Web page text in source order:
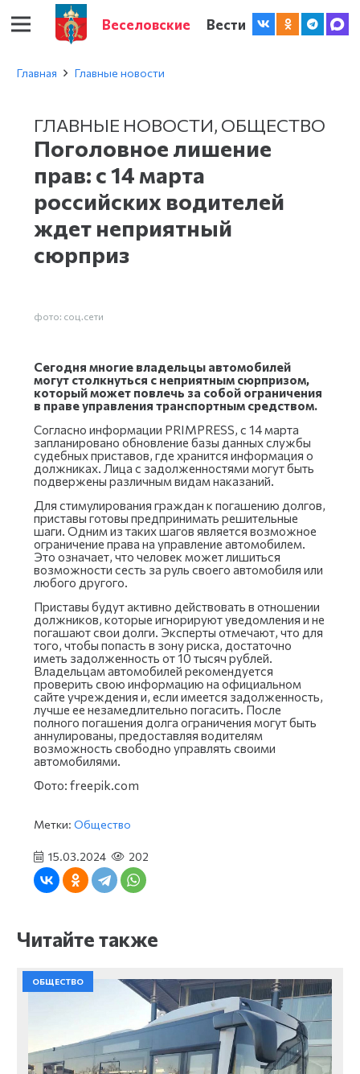
Веселовские Вести
Главная Главные новости
ГЛАВНЫЕ НОВОСТИ, ОБЩЕСТВО
Поголовное лишение
прав: с 14 марта
российских водителей
ждет неприятный
сюрприз
фото: соц.сети
Сегодня многие владельцы автомобилей
могут столкнуться с неприятным сюрпризом,
который может повлечь за собой ограничения
в праве управления транспортным средством.
Согласно информации PRIMPRESS, с 14 марта
запланировано обновление базы данных службы
судебных приставов, где хранится информация о
должниках. Лица с задолженностями могут быть
подвержены различным видам наказаний.
Для стимулирования граждан к погашению долгов,
приставы готовы предпринимать решительные
шаги. Одним из таких шагов является возможное
ограничение права на управление автомобилем.
Это означает, что человек может лишиться
возможности сесть за руль своего автомобиля или
любого другого.
Приставы будут активно действовать в отношении
должников, которые игнорируют уведомления и не
погашают свои долги. Эксперты отмечают, что для
того, чтобы попасть в зону риска, достаточно
иметь задолженность от 10 тысяч рублей.
Владельцам автомобилей рекомендуется
проверить свою информацию на официальном
сайте учреждения и, если имеется задолженность,
лучше ее незамедлительно погасить. После
полного погашения долга ограничения могут быть
аннулированы, предоставляя водителям
возможность свободно управлять своими
автомобилями.
Фото: freepik.com
Метки: Общество
15.03.2024 202
Читайте также
ОБЩЕСТВО